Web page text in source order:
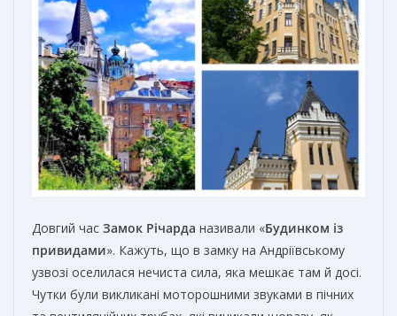
Довгий час Замок Річарда називали «Будинком із
привидами». Кажуть, що в замку на Андріївському
узвозі оселилася нечиста сила, яка мешкає там й досі.
Чутки були викликані моторошними звуками в пічних